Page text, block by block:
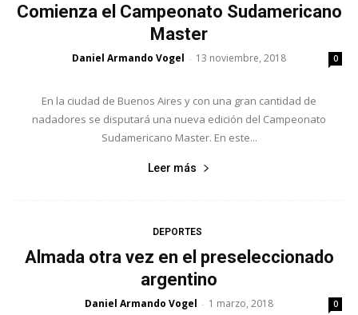
Comienza el Campeonato Sudamericano
Master
Daniel Armando Vogel - 13 noviembre, 2018 0
En la ciudad de Buenos Aires y con una gran cantidad de
nadadores se disputará una nueva edición del Campeonato
Sudamericano Master. En este...
Leer más
DEPORTES
Almada otra vez en el preseleccionado
argentino
Daniel Armando Vogel - 1 marzo, 2018 0